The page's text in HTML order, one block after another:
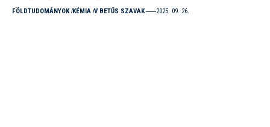
FÖLDTUDOMÁNYOK KÉMIA V BETŰS SZAVAK 2025. 09. 26.